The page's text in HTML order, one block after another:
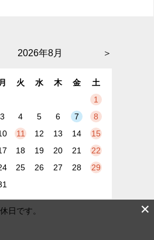
＞
2026年8月
月 火 水 木 金
土
1
3 4 5 6 7
8
11 12 13 14
15
18 19 20 21
22
25 26 27 28
29
日です。 ✕